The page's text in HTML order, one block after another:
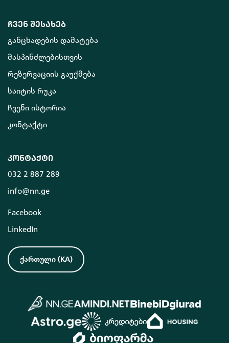
ჩვენ შესახებ
განცხადების დამატება
მასპინძლებისთვის
რეზერვაციის გაუქმება
საიტის რუკა
ჩვენი ისტორია
კონტაქტი
კონტაქტი
032 2 887 289
info@nn.ge
Facebook
LinkedIn
ქართული (KA)